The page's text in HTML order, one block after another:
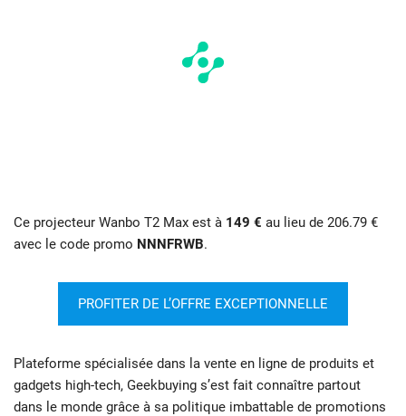
Ce projecteur Wanbo T2 Max est à 149 € au lieu de 206.79 €
avec le code promo NNNFRWB.
PROFITER DE L’OFFRE EXCEPTIONNELLE
Plateforme spécialisée dans la vente en ligne de produits et
gadgets high-tech, Geekbuying s’est fait connaître partout
dans le monde grâce à sa politique imbattable de promotions